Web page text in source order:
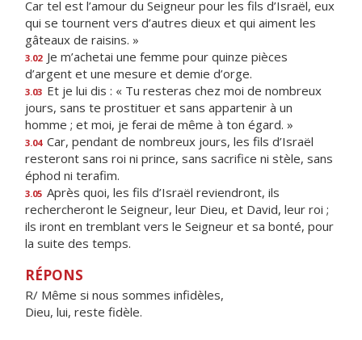
Car tel est l’amour du Seigneur pour les fils d’Israël, eux
qui se tournent vers d’autres dieux et qui aiment les
gâteaux de raisins. »
3.02 Je m’achetai une femme pour quinze pièces
d’argent et une mesure et demie d’orge.
3.03 Et je lui dis : « Tu resteras chez moi de nombreux
jours, sans te prostituer et sans appartenir à un
homme ; et moi, je ferai de même à ton égard. »
3.04 Car, pendant de nombreux jours, les fils d’Israël
resteront sans roi ni prince, sans sacrifice ni stèle, sans
éphod ni terafim.
3.05 Après quoi, les fils d’Israël reviendront, ils
rechercheront le Seigneur, leur Dieu, et David, leur roi ;
ils iront en tremblant vers le Seigneur et sa bonté, pour
la suite des temps.
RÉPONS
R/ Même si nous sommes infidèles,
Dieu, lui, reste fidèle.